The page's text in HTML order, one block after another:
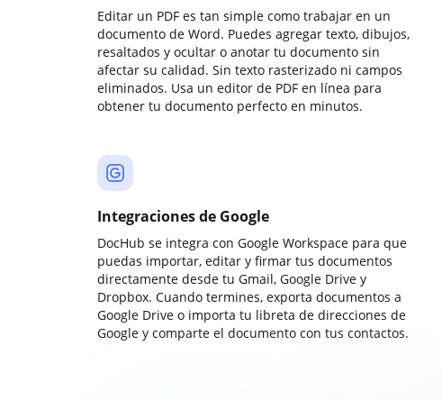
Editar un PDF es tan simple como trabajar en un
documento de Word. Puedes agregar texto, dibujos,
resaltados y ocultar o anotar tu documento sin
afectar su calidad. Sin texto rasterizado ni campos
eliminados. Usa un editor de PDF en línea para
obtener tu documento perfecto en minutos.
Integraciones de Google
DocHub se integra con Google Workspace para que
puedas importar, editar y firmar tus documentos
directamente desde tu Gmail, Google Drive y
Dropbox. Cuando termines, exporta documentos a
Google Drive o importa tu libreta de direcciones de
Google y comparte el documento con tus contactos.